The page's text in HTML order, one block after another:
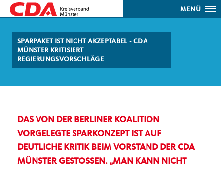
MENÜ
SPARPAKET IST NICHT AKZEPTABEL - CDA
MÜNSTER KRITISIERT
REGIERUNGSVORSCHLÄGE
DAS VON DER BERLINER KOALITION
VORGELEGTE SPARKONZEPT IST AUF
DEUTLICHE KRITIK BEIM VORSTAND DER CDA
MÜNSTER GESTOSSEN.
MAN KANN NICHT